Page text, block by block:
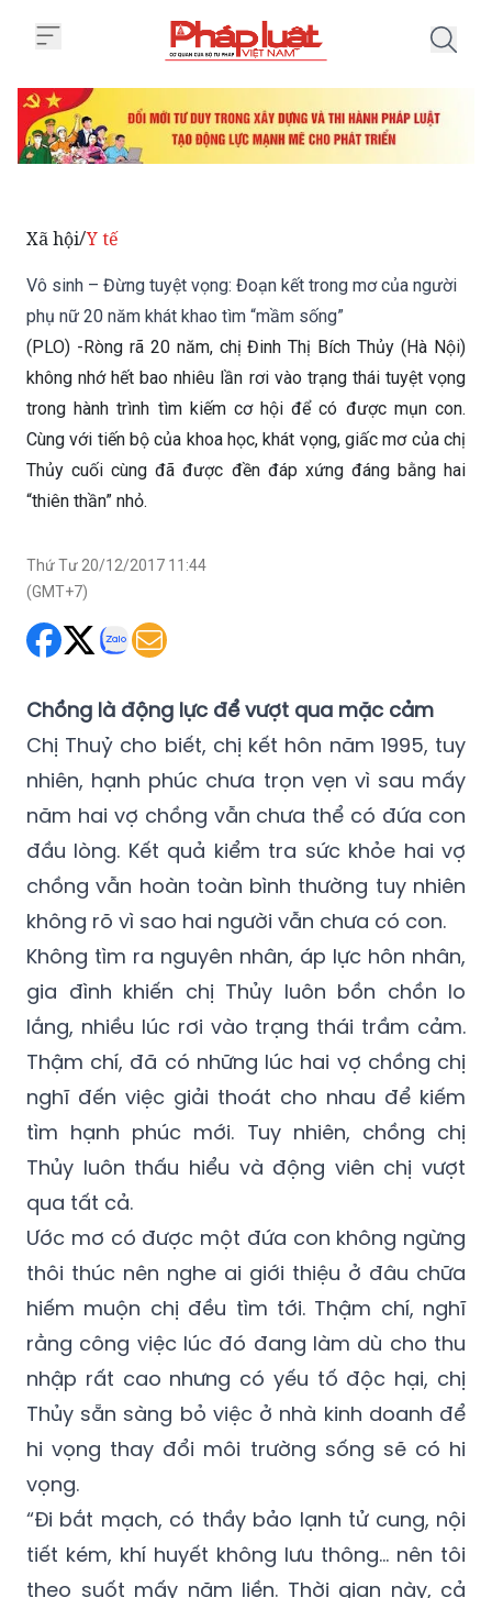
Xã hội/Y tế
Vô sinh – Đừng tuyệt vọng: Đoạn kết trong mơ của người
phụ nữ 20 năm khát khao tìm “mầm sống”
(PLO) -Ròng rã 20 năm, chị Đinh Thị Bích Thủy (Hà Nội)
không nhớ hết bao nhiêu lần rơi vào trạng thái tuyệt vọng
trong hành trình tìm kiếm cơ hội để có được mụn con.
Cùng với tiến bộ của khoa học, khát vọng, giấc mơ của chị
Thủy cuối cùng đã được đền đáp xứng đáng bằng hai
“thiên thần” nhỏ.
Thứ Tư 20/12/2017 11:44
(GMT+7)
Chồng là động lực để vượt qua mặc cảm
Chị Thuỷ cho biết, chị kết hôn năm 1995, tuy
nhiên, hạnh phúc chưa trọn vẹn vì sau mấy
năm hai vợ chồng vẫn chưa thể có đứa con
đầu lòng. Kết quả kiểm tra sức khỏe hai vợ
chồng vẫn hoàn toàn bình thường tuy nhiên
không rõ vì sao hai người vẫn chưa có con.
Không tìm ra nguyên nhân, áp lực hôn nhân,
gia đình khiến chị Thủy luôn bồn chồn lo
lắng, nhiều lúc rơi vào trạng thái trầm cảm.
Thậm chí, đã có những lúc hai vợ chồng chị
nghĩ đến việc giải thoát cho nhau để kiếm
tìm hạnh phúc mới. Tuy nhiên, chồng chị
Thủy luôn thấu hiểu và động viên chị vượt
qua tất cả.
Ước mơ có được một đứa con không ngừng
thôi thúc nên nghe ai giới thiệu ở đâu chữa
hiếm muộn chị đều tìm tới. Thậm chí, nghĩ
rằng công việc lúc đó đang làm dù cho thu
nhập rất cao nhưng có yếu tố độc hại, chị
Thủy sẵn sàng bỏ việc ở nhà kinh doanh để
hi vọng thay đổi môi trường sống sẽ có hi
vọng.
“Đi bắt mạch, có thầy bảo lạnh tử cung, nội
tiết kém, khí huyết không lưu thông... nên tôi
theo suốt mấy năm liền. Thời gian này, cả